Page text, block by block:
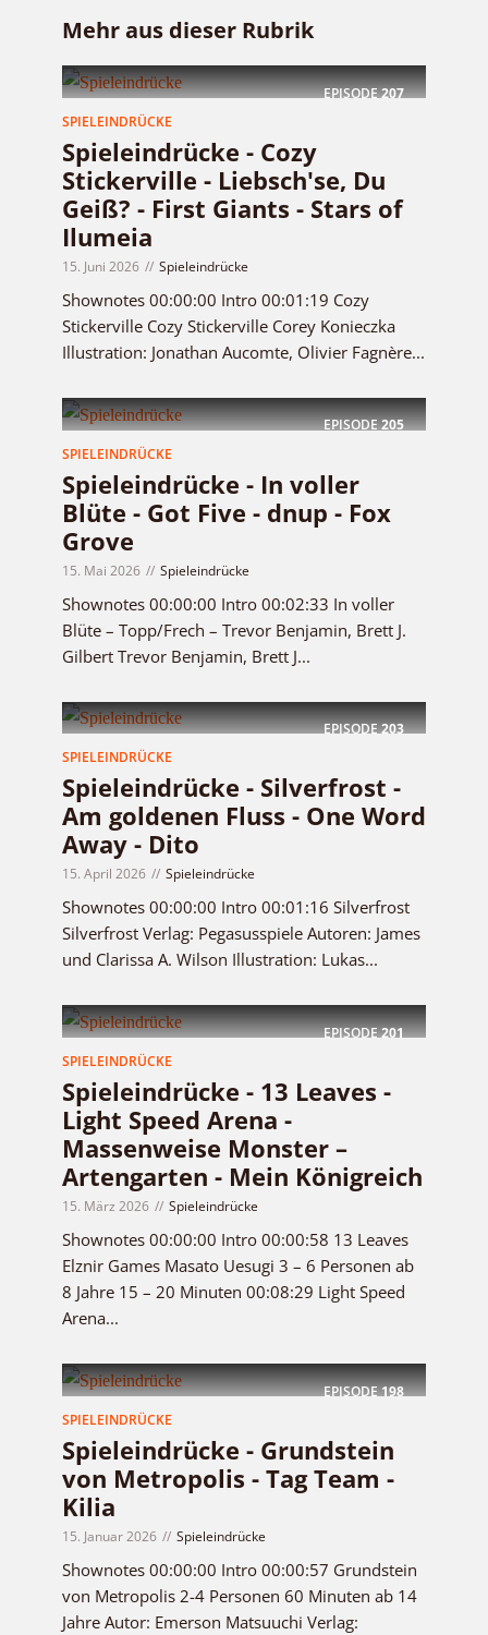
Mehr aus dieser Rubrik
EPISODE207
SPIELEINDRÜCKE
Spieleindrücke - Cozy
Stickerville - Liebsch'se, Du
Geiß? - First Giants - Stars of
Ilumeia
15. Juni 2026 Spieleindrücke
Shownotes 00:00:00 Intro 00:01:19 Cozy
Stickerville Cozy Stickerville Corey Konieczka
Illustration: Jonathan Aucomte, Olivier Fagnère...
EPISODE205
SPIELEINDRÜCKE
Spieleindrücke - In voller
Blüte - Got Five - dnup - Fox
Grove
15. Mai 2026 Spieleindrücke
Shownotes 00:00:00 Intro 00:02:33 In voller
Blüte – Topp/Frech – Trevor Benjamin, Brett J.
Gilbert Trevor Benjamin, Brett J...
EPISODE203
SPIELEINDRÜCKE
Spieleindrücke - Silverfrost -
Am goldenen Fluss - One Word
Away - Dito
15. April 2026 Spieleindrücke
Shownotes 00:00:00 Intro 00:01:16 Silverfrost
Silverfrost Verlag: Pegasusspiele Autoren: James
und Clarissa A. Wilson Illustration: Lukas...
EPISODE201
SPIELEINDRÜCKE
Spieleindrücke - 13 Leaves -
Light Speed Arena -
Massenweise Monster –
Artengarten - Mein Königreich
15. März 2026 Spieleindrücke
Shownotes 00:00:00 Intro 00:00:58 13 Leaves
Elznir Games Masato Uesugi 3 – 6 Personen ab
8 Jahre 15 – 20 Minuten 00:08:29 Light Speed
Arena...
EPISODE198
SPIELEINDRÜCKE
Spieleindrücke - Grundstein
von Metropolis - Tag Team -
Kilia
15. Januar 2026 Spieleindrücke
Shownotes 00:00:00 Intro 00:00:57 Grundstein
von Metropolis 2-4 Personen 60 Minuten ab 14
Jahre Autor: Emerson Matsuuchi Verlag: